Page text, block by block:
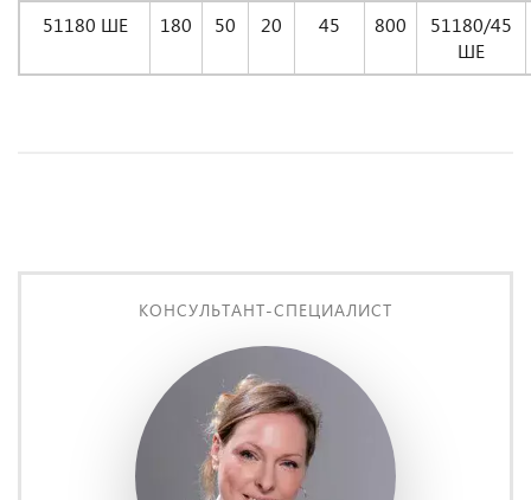
51180 ШЕ
180 50 20 45 800
51180/45
ШЕ
КОНСУЛЬТАНТ-СПЕЦИАЛИСТ